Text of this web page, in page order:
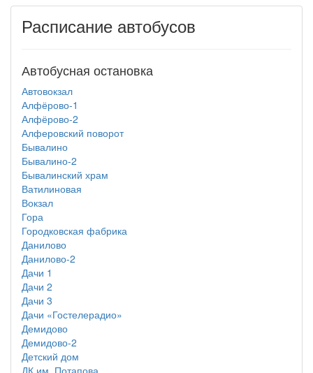
Расписание автобусов
Автобусная остановка
Автовокзал
Алфёрово-1
Алфёрово-2
Алферовский поворот
Бывалино
Бывалино-2
Бывалинский храм
Ватилиновая
Вокзал
Гора
Городковская фабрика
Данилово
Данилово-2
Дачи 1
Дачи 2
Дачи 3
Дачи «Гостелерадио»
Демидово
Демидово-2
Детский дом
ДК им. Потапова